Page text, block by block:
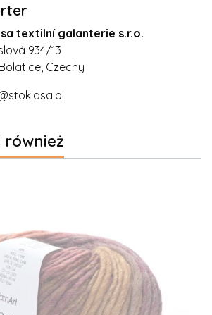
textilní galanterie s.r.o.
934/13
Czechy
również